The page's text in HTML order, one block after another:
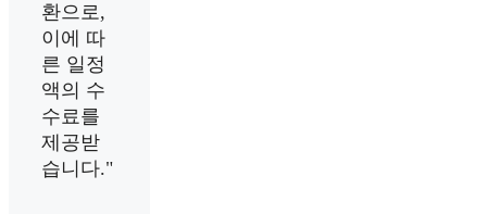
환으로,
이에 따
른 일정
액의 수
수료를
제공받
습니다."